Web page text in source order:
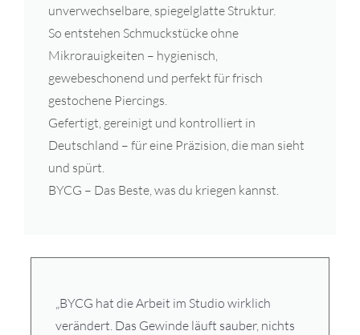
unverwechselbare, spiegelglatte Struktur.
So entstehen Schmuckstücke ohne
Mikrorauigkeiten – hygienisch,
gewebeschonend und perfekt für frisch
gestochene Piercings.
Gefertigt, gereinigt und kontrolliert in
Deutschland – für eine Präzision, die man sieht
und spürt.
BYCG – Das Beste, was du kriegen kannst.
„BYCG hat die Arbeit im Studio wirklich
verändert. Das Gewinde läuft sauber, nichts